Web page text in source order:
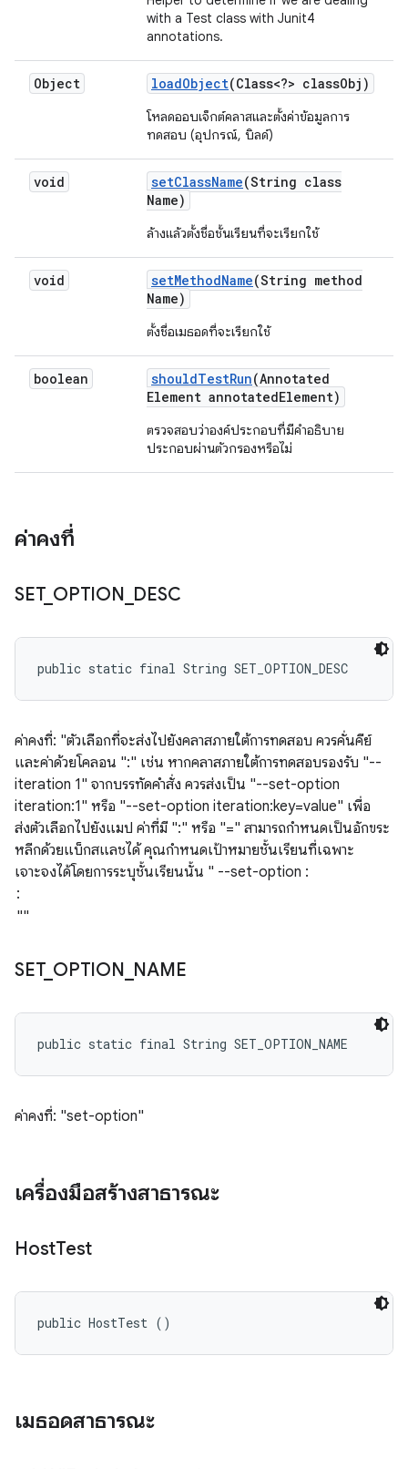
with a Test class with Junit4
annotations.
Object loadObject(Class<?> classObj)
โหลดออบเจ็กต์คลาสและตั้งค่าข้อมูลการ
ทดสอบ (อุปกรณ์, บิลด์)
void setClassName(String class
Name)
ล้างแล้วตั้งชื่อชั้นเรียนที่จะเรียกใช้
void setMethodName(String method
Name)
ตั้งชื่อเมธอดที่จะเรียกใช้
boolean shouldTestRun(Annotated
Element annotatedElement)
ตรวจสอบว่าองค์ประกอบที่มีคำอธิบาย
ประกอบผ่านตัวกรองหรือไม่
ค่าคงที่
SET_ OPTION DESC
public static final String SET_OPTION_DESC
ค่าคงที่: "ตัวเลือกที่จะส่งไปยังคลาสภายใต้การทดสอบ ควรคั่นคีย์
และค่าด้วยโคลอน ":" เช่น หากคลาสภายใต้การทดสอบรองรับ "--
iteration 1" จากบรรทัดคำสั่ง ควรส่งเป็น "--set-option
iteration:1" หรือ "--set-option iteration:key=value" เพื่อ
ส่งตัวเลือกไปยังแมป ค่าที่มี ":" หรือ "=" สามารถกำหนดเป็นอักขระ
หลีกด้วยแบ็กสแลชได้ คุณกำหนดเป้าหมายชั้นเรียนที่เฉพาะ
เจาะจงได้โดยการระบุชั้นเรียนนั้น " --set-option :
SET_ OPTION NAME
public static final String SET_OPTION_NAME
ค่าคงที่: "set-option"
เครื่องมือสร้างสาธารณะ
HostTest
public HostTest ()
เมธอดสาธารณะ